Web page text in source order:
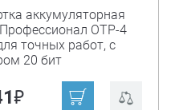
аккумуляторная
ОТР-4
точных работ, с
20 бит
₽